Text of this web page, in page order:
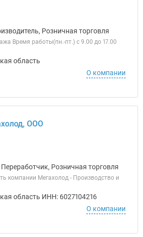
Розничная торговля
Время работы(пн.-пт.) с 9.00 до 17.00
область
О компании
ООО
Розничная торговля
компании Мегахолод - Производство и
область ИНН: 6027104216
О компании